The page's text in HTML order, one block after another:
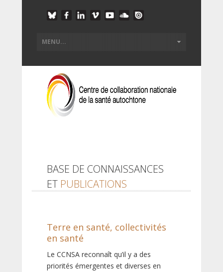
BASE DE CONNAISSANCES
ET PUBLICATIONS
Terre en santé, collectivités
en santé
Le CCNSA reconnaît qu’il y a des
priorités émergentes et diverses en